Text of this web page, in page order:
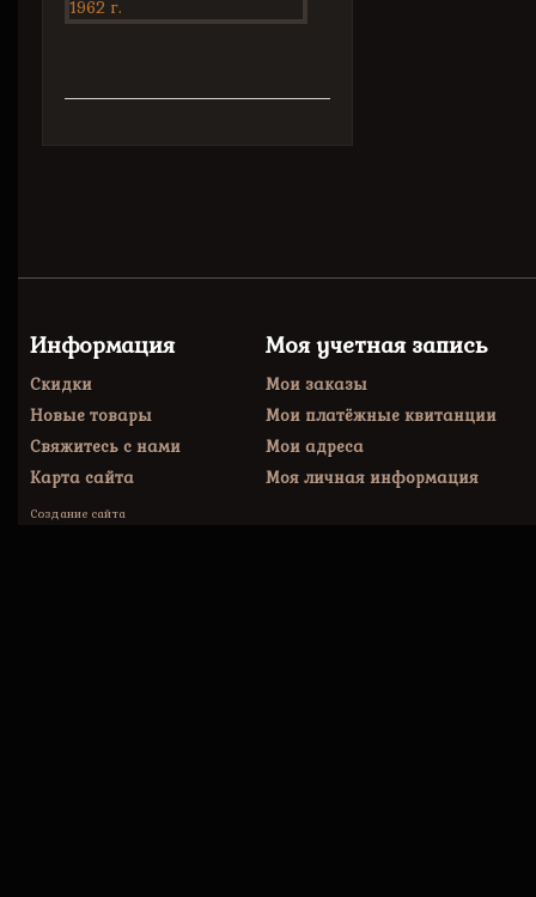
Информация
Скидки
Новые товары
Свяжитесь с нами
Карта сайта
Моя учетная запись
Мои заказы
Мои платёжные квитанции
Мои адреса
Моя личная информация
Создание сайта